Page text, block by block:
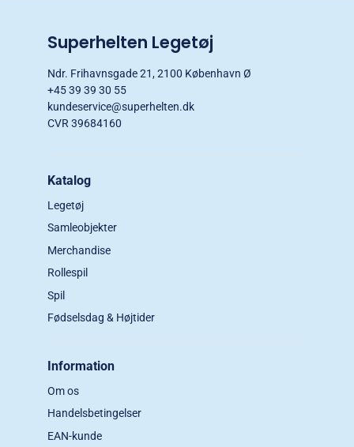
Superhelten Legetøj
Ndr. Frihavnsgade 21, 2100 København Ø
+45 39 39 30 55
kundeservice@superhelten.dk
CVR 39684160
Katalog
Legetøj
Samleobjekter
Merchandise
Rollespil
Spil
Fødselsdag & Højtider
Information
Om os
Handelsbetingelser
EAN-kunde